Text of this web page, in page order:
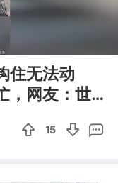
住无法动
，网友：世
15